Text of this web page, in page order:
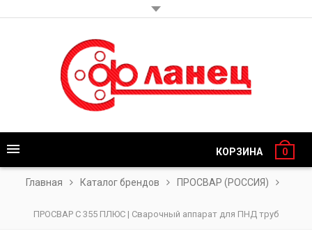
КОРЗИНА 0
Главная Каталог брендов ПРОСВАР (РОССИЯ)
ПРОСВАР С 355 ПЛЮС | Сварочный аппарат для ПНД труб